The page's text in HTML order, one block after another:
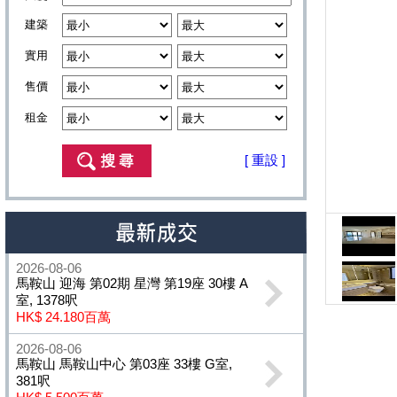
建築
實用
售價
租金
[ 重設 ]
2026-08-06
馬鞍山 迎海 第02期 星灣 第19座 30樓 A
室, 1378呎
HK$ 24.180百萬
2026-08-06
馬鞍山 馬鞍山中心 第03座 33樓 G室,
381呎